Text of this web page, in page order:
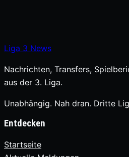
Liga 3 News
Nachrichten, Transfers,
aus der 3. Liga.
Unabhängig. Nah dran. Dritte
Entdecken
Startseite